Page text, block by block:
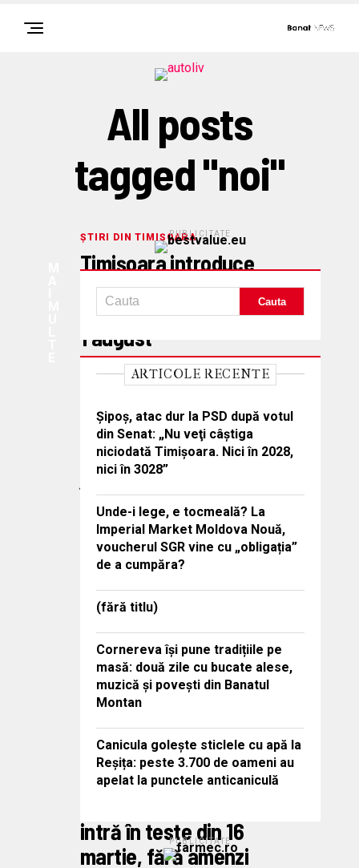
All posts
tagged "noi"
ȘTIRI DIN TIMIȘOARA
Timișoara introduce
taxe și restricții noi
pentru traficul greu, din
1 august
Dan Timaru mai 5, 2026
Timișoara își extinde
infrastructura verde: 21
de noi stații pentru
încărcarea mașinilor
electrice
Dan Timaru aprilie 9, 2026
ȘTIRI DIN TIMIȘOARA
Timișoara pregătește
noi investiții culturale
cu fonduri europene
prin actualizarea
strategiei urbane
Dan Timaru aprilie 3, 2026
ȘTIRI
Radare fixe noi în
intră în teste din 16
martie, fără amenzi
PUBLICITATE
ARTICOLE RECENTE
Şipoş, atac dur la PSD după votul
din Senat: „Nu veţi câştiga
niciodată Timişoara. Nici în 2028,
nici în 3028”
Unde-i lege, e tocmeală? La
Imperial Market Moldova Nouă,
voucherul SGR vine cu „obligația”
de a cumpăra?
(fără titlu)
Cornereva își pune tradițiile pe
masă: două zile cu bucate alese,
muzică și povești din Banatul
Montan
Canicula golește sticlele cu apă la
Reșița: peste 3.700 de oameni au
apelat la punctele anticaniculă
PUBLICITATE